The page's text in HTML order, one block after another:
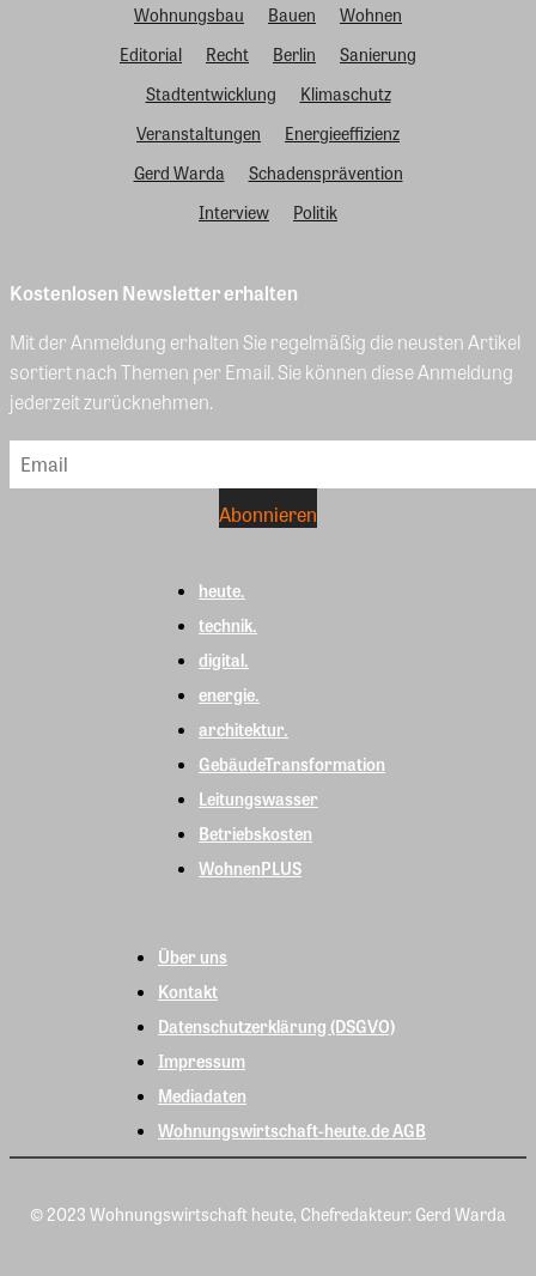
Wohnungsbau
Bauen
Wohnen
Editorial
Recht Berlin
Sanierung
Stadtentwicklung
Klimaschutz
Veranstaltungen
Energieeffizienz
Gerd Warda
Schadensprävention
Interview
Politik
Kostenlosen Newsletter erhalten
Mit der Anmeldung erhalten Sie regelmäßig die neusten Artikel
sortiert nach Themen per Email. Sie können diese Anmeldung
jederzeit zurücknehmen.
heute.
technik.
digital.
energie.
architektur.
GebäudeTransformation
Leitungswasser
Betriebskosten
WohnenPLUS
Über uns
Kontakt
Datenschutzerklärung (DSGVO)
Impressum
Mediadaten
Wohnungswirtschaft-heute.de AGB
© 2023 Wohnungswirtschaft heute, Chefredakteur: Gerd Warda